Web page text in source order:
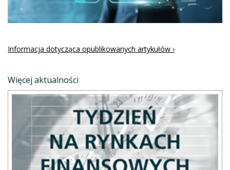
Informacja dotycząca opublikowanych artykułów ›
Więcej aktualności